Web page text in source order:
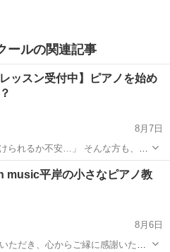
ールの関連記事
ッスン受付中】ピアノを始め
8月7日
られるか不安…」 そんな方も、ま
室では、一人ひと
く学べるレッスンを行っていま
レッスン
music平岸の小さなピアノ教
8月6日
ただき、心からご縁に感謝いたし